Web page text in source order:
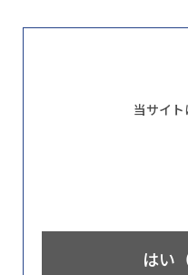
当サイ
はい